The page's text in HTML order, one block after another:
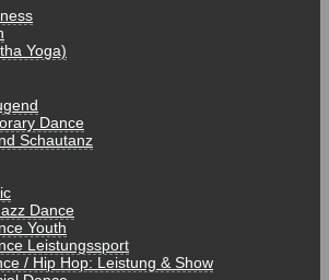
Yoga)
Dance
Schautanz
Dance
Youth
Leistungssport
/ Hip Hop: Leistung & Show